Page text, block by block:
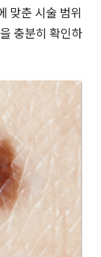
맞춘 시술 범위
충분히 확인하